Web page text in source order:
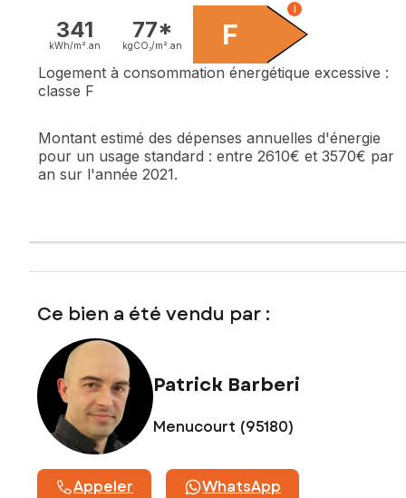
341
kWh/m². an
77*
kgCO₂/m². an F
i
Logement à consommation énergétique excessive :
classe F
Montant estimé des dépenses annuelles d'énergie
pour un usage standard : entre 2610€ et 3570€ par
an sur l'année 2021.
Ce bien a été vendu par :
Patrick Barberi
Menucourt (95180)
Appeler WhatsApp